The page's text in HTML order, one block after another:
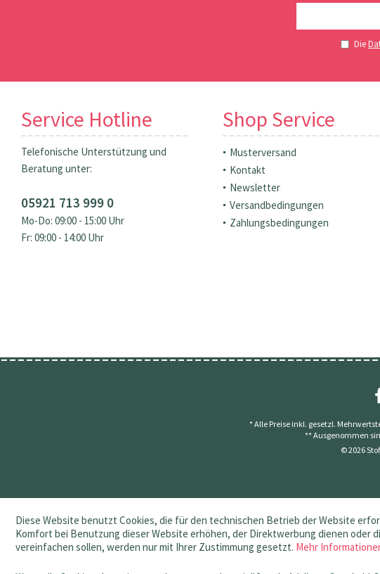
Die
Service Hotline
Telefonische Unterstützung und
Beratung unter:
05921 713 999 0
Mo-Do: 09:00 - 15:00 Uhr
Fr: 09:00 - 14:00 Uhr
Shop Service
Musterversand
Kontakt
Newsletter
Versandbedingungen
Zahlungsbedingungen
* Alle Preise inkl. gesetzl.
** Ausgenommen
© 2026
Diese Website benutzt Cookies, die für den technischen Betrieb der Website
Komfort bei Benutzung dieser Website erhöhen, der Direktwerbung dienen oder
vereinfachen sollen, werden nur mit Ihrer Zustimmung gesetzt. Mehr